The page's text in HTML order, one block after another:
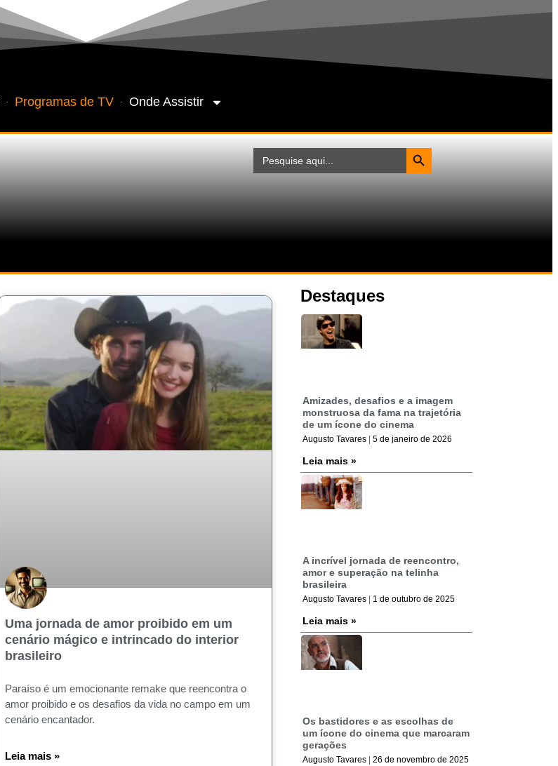
Programas de TV Onde Assistir
Search
for:
Search Button
Uma jornada de amor proibido em um
cenário mágico e intrincado do interior
brasileiro
Paraíso é um emocionante remake que reencontra o
amor proibido e os desafios da vida no campo em um
cenário encantador.
Leia mais »
Destaques
Amizades, desafios e a imagem
monstruosa da fama na trajetória
de um ícone do cinema
Augusto Tavares 5 de janeiro de 2026
Leia mais »
A incrível jornada de reencontro,
amor e superação na telinha
brasileira
Augusto Tavares 1 de outubro de 2025
Leia mais »
Os bastidores e as escolhas de
um ícone do cinema que marcaram
gerações
Augusto Tavares 26 de novembro de 2025